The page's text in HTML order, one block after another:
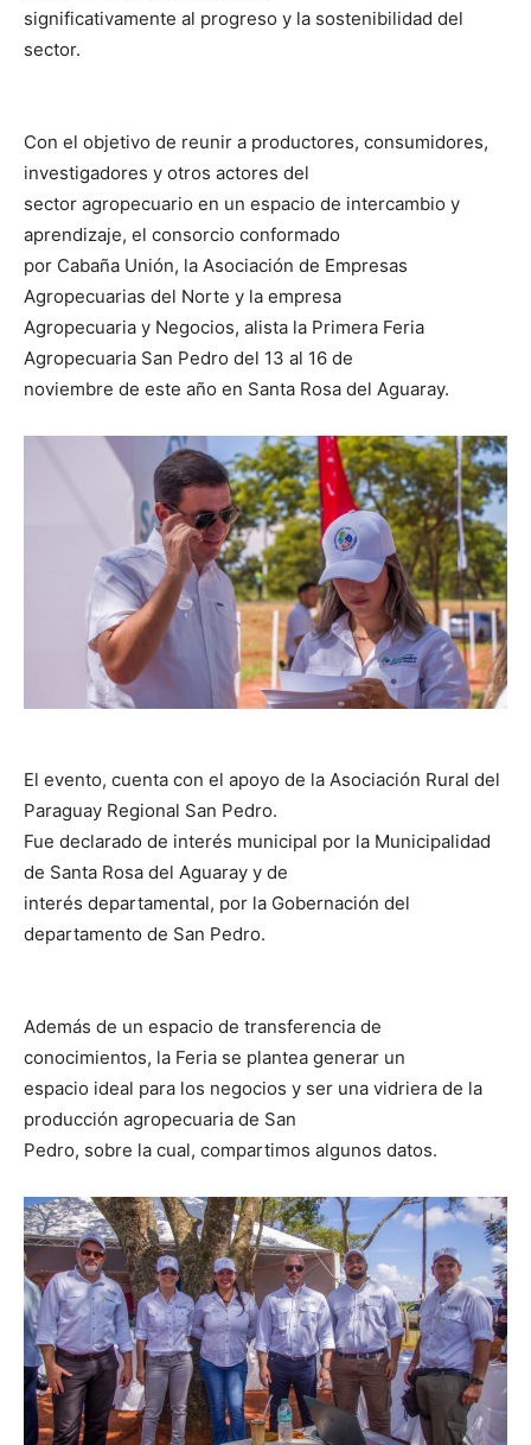
significativamente al progreso y la sostenibilidad del
sector.
Con el objetivo de reunir a productores, consumidores,
investigadores y otros actores del
sector agropecuario en un espacio de intercambio y
aprendizaje, el consorcio conformado
por Cabaña Unión, la Asociación de Empresas
Agropecuarias del Norte y la empresa
Agropecuaria y Negocios, alista la Primera Feria
Agropecuaria San Pedro del 13 al 16 de
noviembre de este año en Santa Rosa del Aguaray.
El evento, cuenta con el apoyo de la Asociación Rural del
Paraguay Regional San Pedro.
Fue declarado de interés municipal por la Municipalidad
de Santa Rosa del Aguaray y de
interés departamental, por la Gobernación del
departamento de San Pedro.
Además de un espacio de transferencia de
conocimientos, la Feria se plantea generar un
espacio ideal para los negocios y ser una vidriera de la
producción agropecuaria de San
Pedro, sobre la cual, compartimos algunos datos.